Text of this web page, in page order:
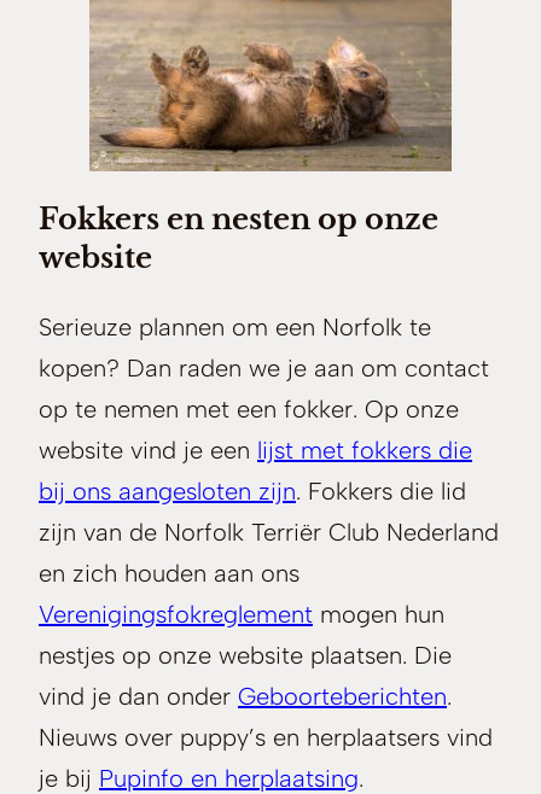
Fokkers en nesten op onze
website
Serieuze plannen om een Norfolk te
kopen? Dan raden we je aan om contact
op te nemen met een fokker. Op onze
website vind je een lijst met fokkers die
bij ons aangesloten zijn. Fokkers die lid
zijn van de Norfolk Terriër Club Nederland
en zich houden aan ons
Verenigingsfokreglement mogen hun
nestjes op onze website plaatsen. Die
vind je dan onder Geboorteberichten.
Nieuws over puppy’s en herplaatsers vind
je bij Pupinfo en herplaatsing.